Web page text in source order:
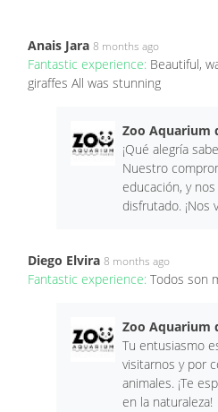
Anais Jara 8 months ago
Fantastic experience: Beautiful,
giraffes All was stunning
Zoo Aquarium
¡Qué alegría
Nuestro
educación, y
disfrutado. ¡Nos
Diego Elvira 8 months ago
Fantastic experience: Todos son
Zoo Aquarium
Tu entusiasmo
visitarnos y por
animales. ¡Te
en la naturaleza!